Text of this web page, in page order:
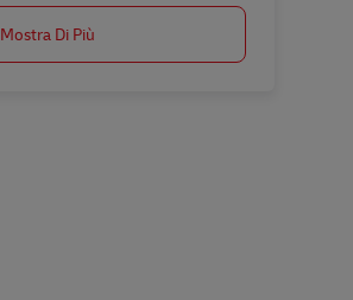
Mostra Di Più